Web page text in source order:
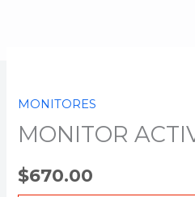
MONITORES
MONITOR
$670.00
DE
PISO